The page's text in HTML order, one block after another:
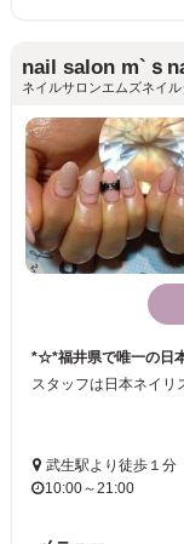
nail salon m`ｓ
ネイルサロンエムズネイ
*☆*福井県で唯一の日
武生駅より徒歩１分
10:00～21:00